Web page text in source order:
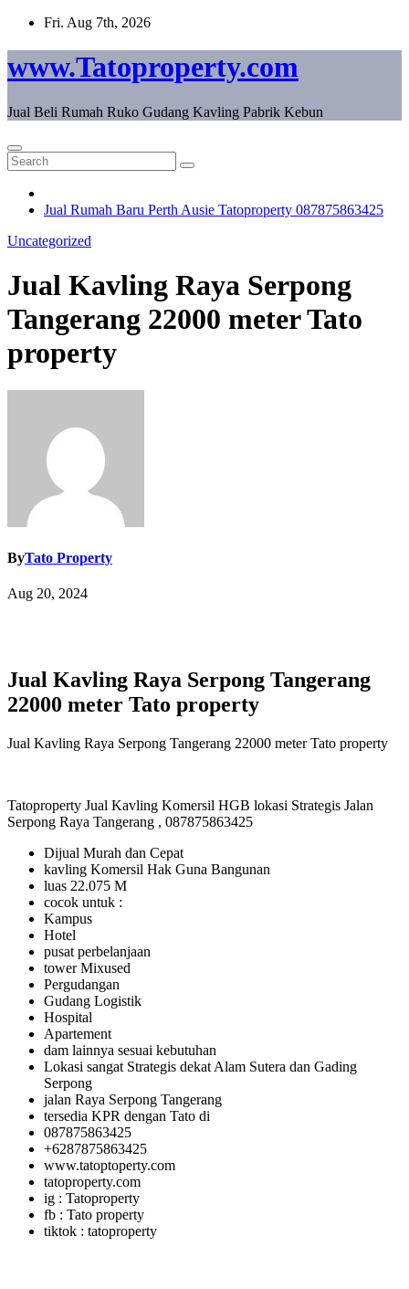
Skip
content
Fri. Aug 7th, 2026
www.Tatoproperty.com
Jual Beli Rumah Ruko Gudang Kavling Pabrik Kebun
Jual Rumah Baru Perth Ausie Tatoproperty 087875863425
Uncategorized
Jual Kavling Raya Serpong
Tangerang 22000 meter Tato
property
ByTato Property
Aug 20, 2024
Jual Kavling Raya Serpong Tangerang
22000 meter Tato property
Jual Kavling Raya Serpong Tangerang 22000 meter Tato property
Tatoproperty Jual Kavling Komersil HGB lokasi Strategis Jalan
Serpong Raya Tangerang , 087875863425
Dijual Murah dan Cepat
kavling Komersil Hak Guna Bangunan
luas 22.075 M
cocok untuk :
Kampus
Hotel
pusat perbelanjaan
tower Mixused
Pergudangan
Gudang Logistik
Hospital
Apartement
dam lainnya sesuai kebutuhan
Lokasi sangat Strategis dekat Alam Sutera dan Gading
Serpong
jalan Raya Serpong Tangerang
tersedia KPR dengan Tato di
087875863425
+6287875863425
www.tatoptoperty.com
tatoproperty.com
ig : Tatoproperty
fb : Tato property
tiktok : tatoproperty